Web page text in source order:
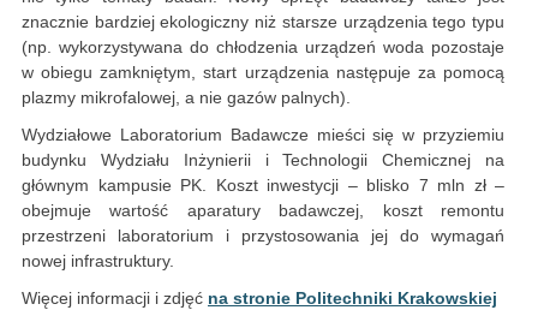
znacznie bardziej ekologiczny niż starsze urządzenia tego typu
(np. wykorzystywana do chłodzenia urządzeń woda pozostaje
w obiegu zamkniętym, start urządzenia następuje za pomocą
plazmy mikrofalowej, a nie gazów palnych).
Wydziałowe Laboratorium Badawcze mieści się w przyziemiu
budynku Wydziału Inżynierii i Technologii Chemicznej na
głównym kampusie PK. Koszt inwestycji – blisko 7 mln zł –
obejmuje wartość aparatury badawczej, koszt remontu
przestrzeni laboratorium i przystosowania jej do wymagań
nowej infrastruktury.
Więcej informacji i zdjęć na stronie Politechniki Krakowskiej